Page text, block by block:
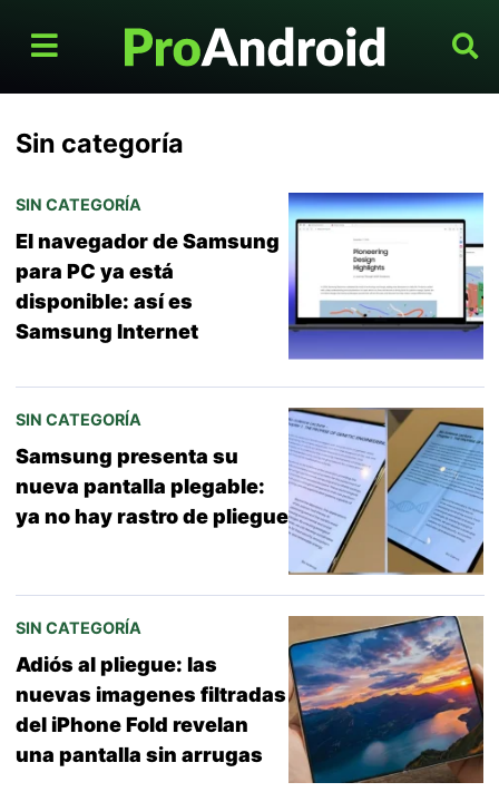
Sin categoría
SIN CATEGORÍA
El navegador de Samsung
para PC ya está
disponible: así es
Samsung Internet
SIN CATEGORÍA
Samsung presenta su
nueva pantalla plegable:
ya no hay rastro de pliegue
SIN CATEGORÍA
Adiós al pliegue: las
nuevas imagenes filtradas
del iPhone Fold revelan
una pantalla sin arrugas